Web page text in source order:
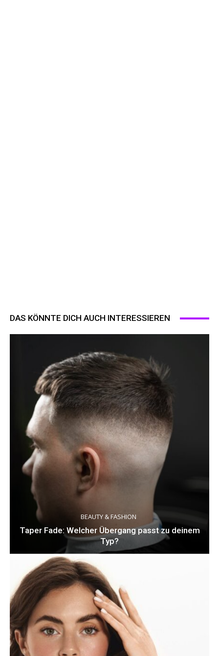
DAS KÖNNTE DICH AUCH INTERESSIEREN
BEAUTY & FASHION
Taper Fade: Welcher Übergang passt zu deinem
Typ?